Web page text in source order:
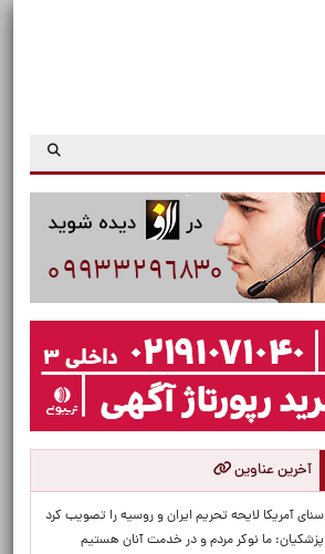
آخرین عناوین
سنای آمریکا لایحه تحریم ایران و روسیه را تصویب کرد
پزشکیان: ما نوکر مردم و در خدمت آنان هستیم